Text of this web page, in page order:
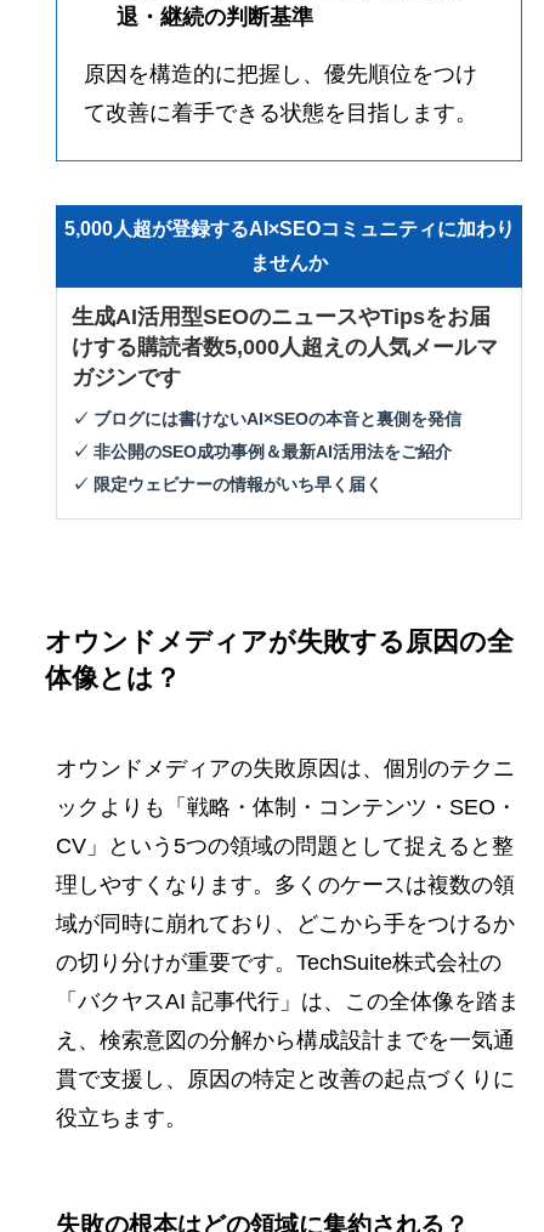
退・継続の判断基準
原因を構造的に把握し、優先順位をつけ
て改善に着手できる状態を目指します。
5,000人超が登録するAI×SEOコミュニティに加わり
ませんか
生成AI活用型SEOのニュースやTipsをお届
けする購読者数5,000人超えの人気メールマ
ガジンです
✓ ブログには書けないAI×SEOの本音と裏側を発信
✓ 非公開のSEO成功事例＆最新AI活用法をご紹介
✓ 限定ウェビナーの情報がいち早く届く
オウンドメディアが失敗する原因の全
体像とは？
オウンドメディアの失敗原因は、個別のテクニ
ックよりも「戦略・体制・コンテンツ・SEO・
CV」という5つの領域の問題として捉えると整
理しやすくなります。多くのケースは複数の領
域が同時に崩れており、どこから手をつけるか
の切り分けが重要です。TechSuite株式会社の
「バクヤスAI 記事代行」は、この全体像を踏ま
え、検索意図の分解から構成設計までを一気通
貫で支援し、原因の特定と改善の起点づくりに
役立ちます。
失敗の根本はどの領域に集約される？